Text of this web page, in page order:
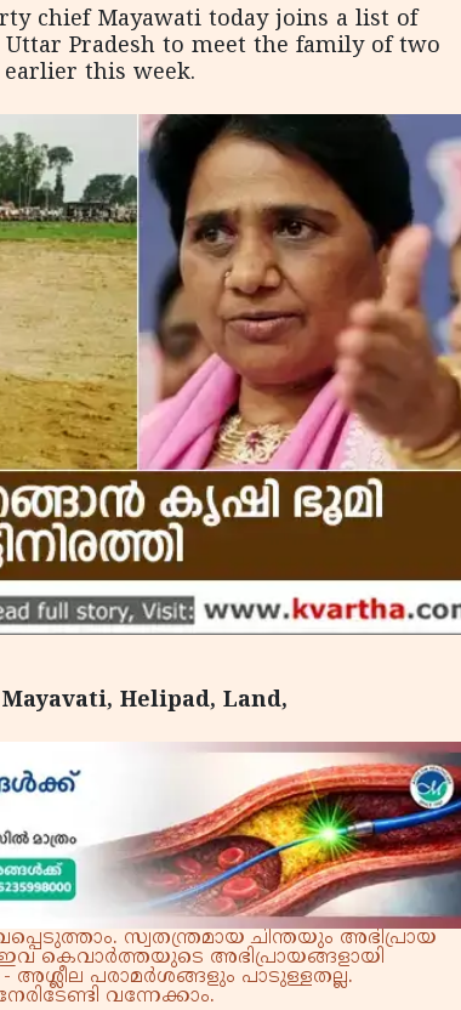
chief Mayawati today joins a list of
Pradesh to meet the family of two
this week.
Mayavati, Helipad, Land,
സ്വതന്ത്രമായ ചിന്തയും അഭിപ്രായ
കെവാർത്തയുടെ അഭിപ്രായങ്ങളായി
പരാമർശങ്ങളും പാടുള്ളതല്ല.
വന്നേക്കാം.